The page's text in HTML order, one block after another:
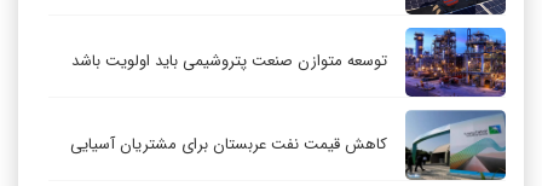
توسعه متوازن صنعت پتروشیمی باید اولویت باشد
کاهش قیمت نفت عربستان برای مشتریان آسیایی